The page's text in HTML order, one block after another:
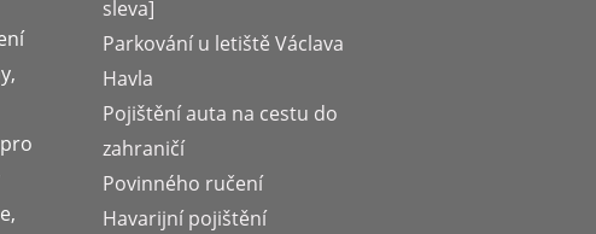
sleva]
Parkování u letiště Václava
Havla
Pojištění auta na cestu do
zahraničí
Povinného ručení
Havarijní pojištění